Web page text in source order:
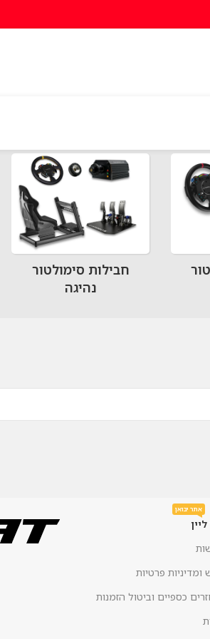
חבילות סימולטור
נהיגה
אתר יבואן
ומדיניות פרטיות
כספיים וביטול הזמנות